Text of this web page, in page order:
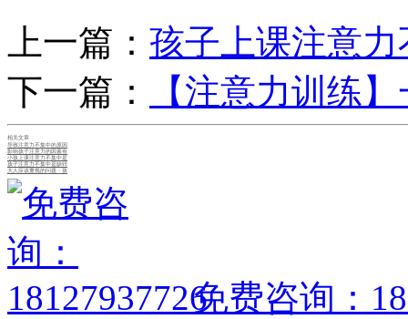
上一篇： 孩子上课注意
下一篇：
【注意力训练
相关文章
导致注意力不集中的原因
影响孩子注意力的因素有
小孩上课注意力不集中是
孩子注意力不集中是缺锌
大人应该重视的问题：孩
免费咨询：